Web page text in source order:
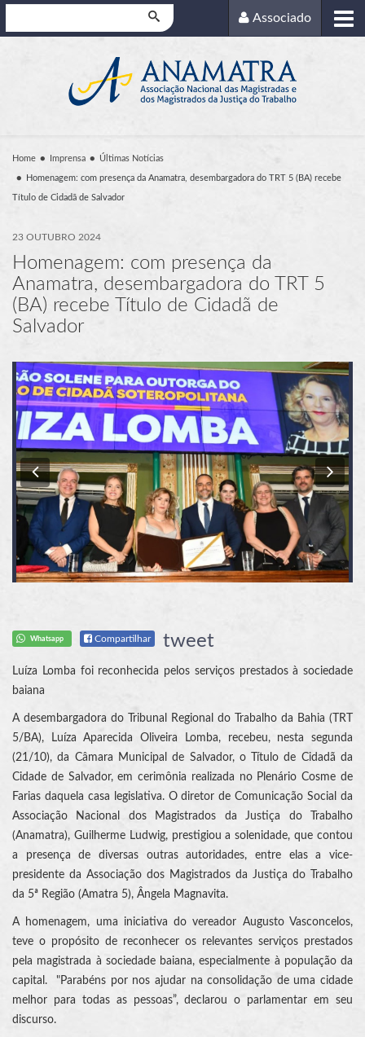
Associado
Home Imprensa Últimas Notícias
Homenagem: com presença da Anamatra, desembargadora do TRT 5 (BA) recebe
Título de Cidadã de Salvador
23 OUTUBRO 2024
Homenagem: com presença da
Anamatra, desembargadora do TRT 5
(BA) recebe Título de Cidadã de
Salvador
Previous
Whatsapp Compartilhar tweet
Luíza Lomba foi reconhecida pelos serviços prestados à sociedade
baiana
A desembargadora do Tribunal Regional do Trabalho da Bahia (TRT
5/BA), Luíza Aparecida Oliveira Lomba, recebeu, nesta segunda
(21/10), da Câmara Municipal de Salvador, o Título de Cidadã da
Cidade de Salvador, em cerimônia realizada no Plenário Cosme de
Farias daquela casa legislativa. O diretor de Comunicação Social da
Associação Nacional dos Magistrados da Justiça do Trabalho
(Anamatra), Guilherme Ludwig, prestigiou a solenidade, que contou
a presença de diversas outras autoridades, entre elas a vice-
presidente da Associação dos Magistrados da Justiça do Trabalho
da 5ª Região (Amatra 5), Ângela Magnavita.
A homenagem, uma iniciativa do vereador Augusto Vasconcelos,
teve o propósito de reconhecer os relevantes serviços prestados
pela magistrada à sociedade baiana, especialmente à população da
capital. "Parabéns por nos ajudar na consolidação de uma cidade
melhor para todas as pessoas”, declarou o parlamentar em seu
discurso.